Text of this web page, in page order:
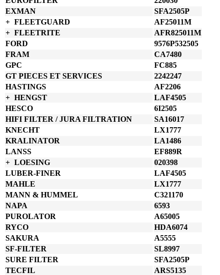
EXMAN
SFA2505P
FLEETGUARD
AF25011M
FLEETRITE
AFR825011M
FORD
9576P532505
FRAM
CA7480
GPC
FC885
GT PIECES ET SERVICES
2242247
HASTINGS
AF2206
HENGST
LAF4505
HESCO
6I2505
HIFI FILTER / JURA FILTRATION
SA16017
KNECHT
LX1777
KRALINATOR
LA1486
LANSS
EF889R
LOESING
020398
LUBER-FINER
LAF4505
MAHLE
LX1777
MANN & HUMMEL
C321170
NAPA
6593
PUROLATOR
A65005
RYCO
HDA6074
SAKURA
A5555
SF-FILTER
SL8997
SURE FILTER
SFA2505P
TECFIL
ARS5135